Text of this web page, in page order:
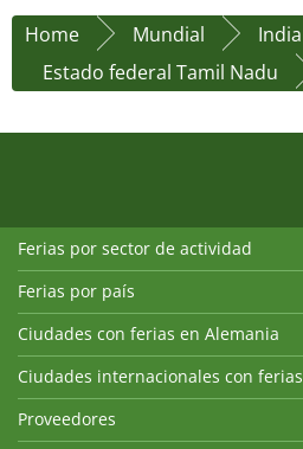
Home Mundial
India
Estado federal Tamil Nadu
Ferias por sector de actividad
Ferias por país
Ciudades con ferias en Alemania
Ciudades internacionales con ferias
Proveedores